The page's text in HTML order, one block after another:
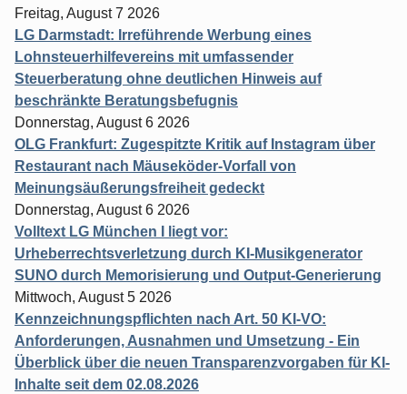
Freitag, August 7 2026
LG Darmstadt: Irreführende Werbung eines
Lohnsteuerhilfevereins mit umfassender
Steuerberatung ohne deutlichen Hinweis auf
beschränkte Beratungsbefugnis
Donnerstag, August 6 2026
OLG Frankfurt: Zugespitzte Kritik auf Instagram über
Restaurant nach Mäuseköder-Vorfall von
Meinungsäußerungsfreiheit gedeckt
Donnerstag, August 6 2026
Volltext LG München I liegt vor:
Urheberrechtsverletzung durch KI-Musikgenerator
SUNO durch Memorisierung und Output-Generierung
Mittwoch, August 5 2026
Kennzeichnungspflichten nach Art. 50 KI-VO:
Anforderungen, Ausnahmen und Umsetzung - Ein
Überblick über die neuen Transparenzvorgaben für KI-
Inhalte seit dem 02.08.2026